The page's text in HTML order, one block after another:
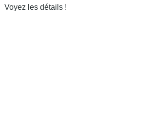
Voyez les détails !